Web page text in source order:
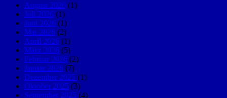
August 2026 (1)
Juli 2026 (1)
Juni 2026 (1)
Mai 2026 (2)
April 2026 (1)
März 2026 (5)
Februar 2026 (2)
Januar 2026 (7)
Dezember 2025 (1)
Oktober 2025 (3)
September 2025 (4)